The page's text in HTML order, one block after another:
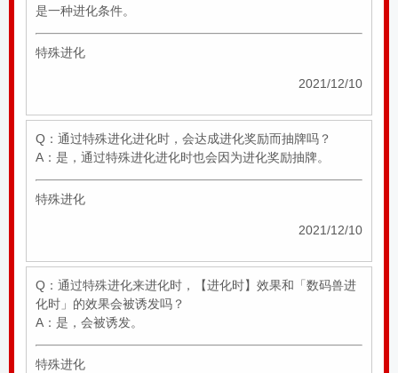
是一种进化条件。
特殊进化
2021/12/10
Q：通过特殊进化进化时，会达成进化奖励而抽牌吗？
A：是，通过特殊进化进化时也会因为进化奖励抽牌。
特殊进化
2021/12/10
Q：通过特殊进化来进化时，【进化时】效果和「数码兽进
化时」的效果会被诱发吗？
A：是，会被诱发。
特殊进化